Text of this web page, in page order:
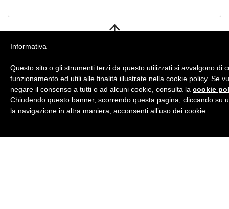
BRITISH INSTITUTES Frattamaggiore
Via Trento 26 - 80027 Frattamaggiore (NA)
Tel+39 081.18.46.1000· E-Mail:
Informativa
Questo sito o gli strumenti terzi da questo utilizzati si avvalgono di
funzionamento ed utili alle finalità illustrate nella cookie policy. Se
negare il consenso a tutti o ad alcuni cookie, consulta la cookie
Chiudendo questo banner, scorrendo questa pagina, cliccando su
la navigazione in altra maniera, acconsenti all’uso dei cookie.